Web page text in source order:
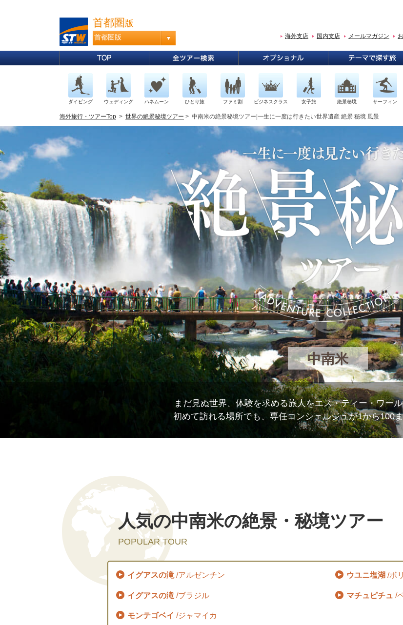
首都圏 版
首都圏版 海外支店 国内支店 メールマガジン
ダイビング ウェディング ハネムーン ひとり旅 ファミ割 ビジネスクラス 女子旅 絶景秘境 サーフィン
海外旅行・ツアーTop > 世界の絶景秘境ツアー > 中南米の絶景秘境ツアー|一生に一度は行きたい世界遺産 絶景 秘境 風景
中南米
まだ見ぬ世界、体験を求める旅人をエス・ティー・ワー
初めて訪れる場所でも、専任コンシェルジュが1から100
人気の中南米の絶景・秘境ツアー
POPULAR TOUR
イグアスの滝 /アルゼンチン
イグアスの滝 /ブラジル
モンテゴベイ /ジャマイカ
ウユニ塩湖 /ボ
マチュピチュ /